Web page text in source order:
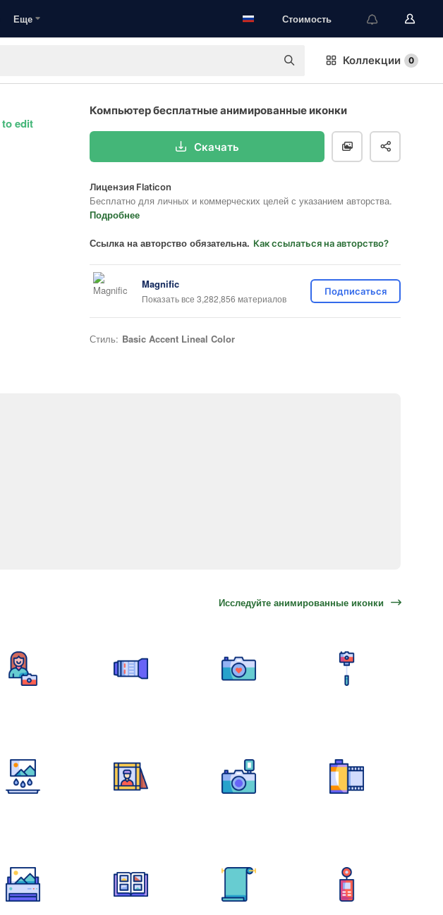
Еще Стоимость
Коллекции 0
to edit
Компьютер бесплатные анимированные иконки
Скачать
Лицензия Flaticon
Бесплатно для личных и коммерческих целей с указанием авторства.
Подробнее
Ссылка на авторство обязательна. Как ссылаться на авторство?
Magnific
Показать все 3,282,856 материалов
Подписаться
Стиль: Basic Accent Lineal Color
Исследуйте анимированные иконки